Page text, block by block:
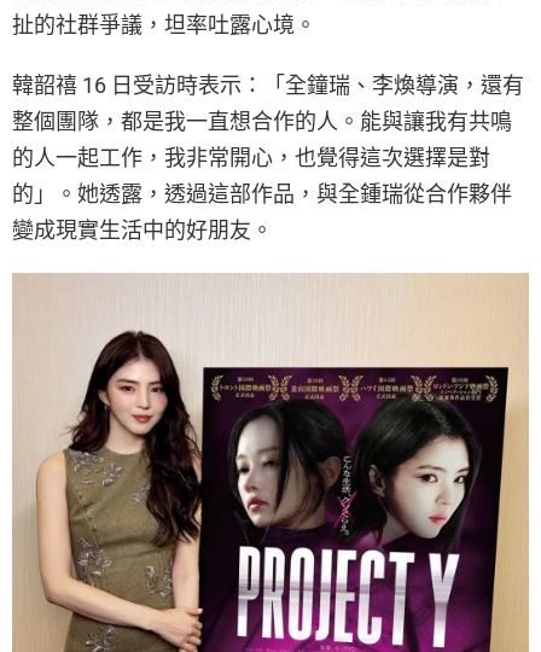
扯的社群爭議，坦率吐露心境。
韓韶禧 16 日受訪時表示：「全鐘瑞、李煥導演，還有
整個團隊，都是我一直想合作的人。能與讓我有共鳴
的人一起工作，我非常開心，也覺得這次選擇是對
的」。她透露，透過這部作品，與全鍾瑞從合作夥伴
變成現實生活中的好朋友。